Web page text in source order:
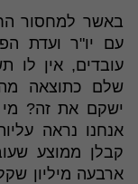
באשר למחסור
עם יו"ר ועדת
עובדים, אין לו
שלם כתוצאה
ישקם את זה? מי
אנחנו נראה
קבלן ממוצע
ארבעה מיליון